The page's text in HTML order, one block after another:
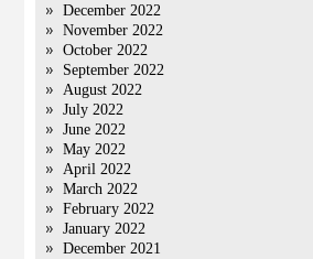
December 2022
November 2022
October 2022
September 2022
August 2022
July 2022
June 2022
May 2022
April 2022
March 2022
February 2022
January 2022
December 2021